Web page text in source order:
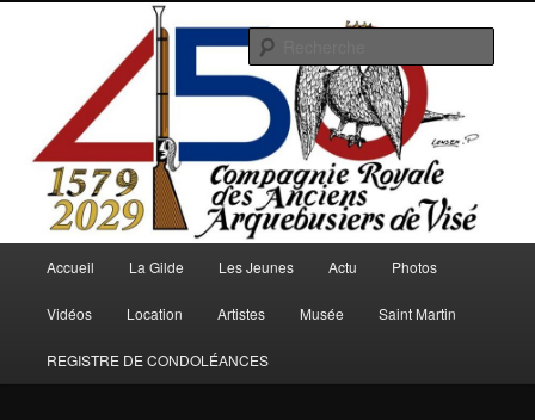
Arquebusiers.eu
Accueil La Gilde Les Jeunes Actu Photos
Vidéos Location Artistes Musée Saint Martin
REGISTRE DE CONDOLÉANCES